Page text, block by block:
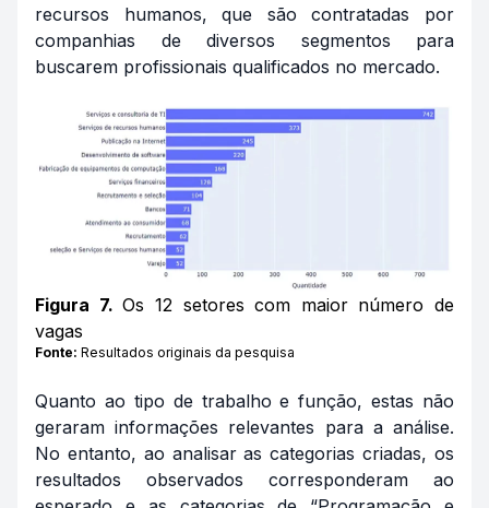
recursos humanos, que são contratadas por
companhias de diversos segmentos para
buscarem profissionais qualificados no mercado.
Figura 7.Os 12 setores com maior número de
vagas
Fonte: Resultados originais da pesquisa
Quanto ao tipo de trabalho e função, estas não
geraram informações relevantes para a análise.
No entanto, ao analisar as categorias criadas, os
resultados observados corresponderam ao